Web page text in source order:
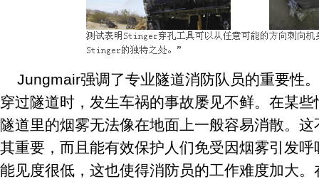
Jungmair强调了专业隧道消防队员的重要性
穿过隧道时，发生车祸的事故屡见不鲜。在某
隧道里的烟雾无法像在地面上一般容易消散。
其重要，而且能有效保护人们免受因烟雾引发
能见度很低，这也使得消防员的工作难度加大